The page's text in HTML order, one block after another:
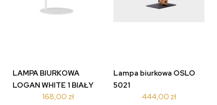
LAMPA BIURKOWA
LOGAN WHITE 1 BIAŁY
168,00 zł
Lampa biurkowa OSLO
5021
444,00 zł